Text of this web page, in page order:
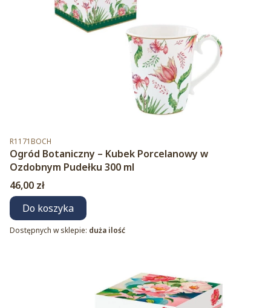
Kod produktu
R1171BOCH
Ogród Botaniczny – Kubek Porcelanowy w
Ozdobnym Pudełku 300 ml
Cena
46,00 zł
Do koszyka
Dostępnych w sklepie: duża ilość